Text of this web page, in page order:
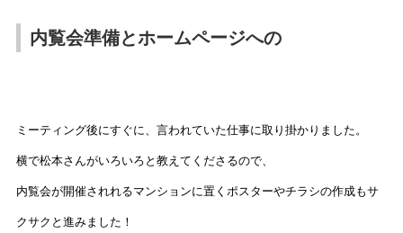
内覧会準備とホームページへの
ミーティング後にすぐに、言われていた仕事に取り掛かりました。
横で松本さんがいろいろと教えてくださるので、
内覧会が開催されれるマンションに置くポスターやチラシの作成もサ
クサクと進みました！